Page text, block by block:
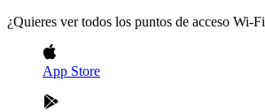
¿Quieres ver todos los puntos de acceso Wi-
App Store